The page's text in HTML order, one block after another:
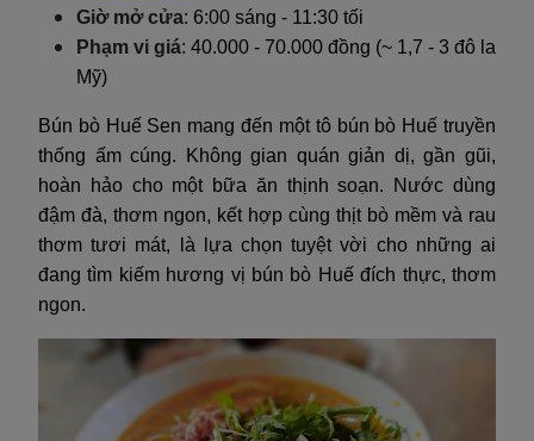
Giờ mở cửa: 6:00 sáng - 11:30 tối
Phạm vi giá: 40.000 - 70.000 đồng (~ 1,7 - 3 đô la
Mỹ)
Bún bò Huế Sen mang đến một tô bún bò Huế truyền
thống ấm cúng. Không gian quán giản dị, gần gũi,
hoàn hảo cho một bữa ăn thịnh soạn. Nước dùng
đậm đà, thơm ngon, kết hợp cùng thịt bò mềm và rau
thơm tươi mát, là lựa chọn tuyệt vời cho những ai
đang tìm kiếm hương vị bún bò Huế đích thực, thơm
ngon.